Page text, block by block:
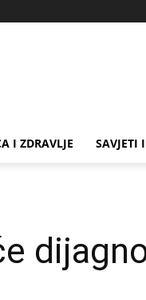
I ZDRAVLJE SAVJETI